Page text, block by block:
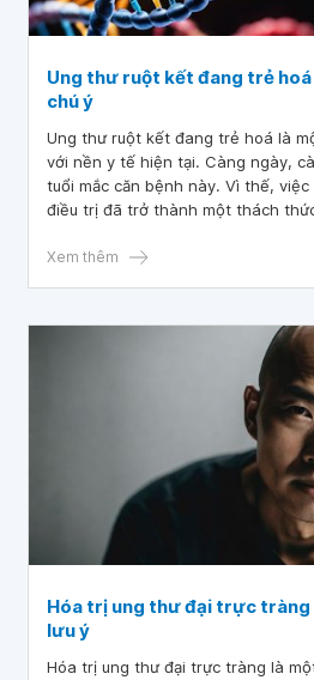
Ung thư ruột kết đang trẻ
chú ý
Ung thư ruột kết đang trẻ hoá là
với nền y tế hiện tại. Càng ngày,
tuổi mắc căn bệnh này. Vì thế,
điều trị đã trở thành một thách
Cùng tìm hiểu trong bài viết này nhé!
Xem thêm
Hóa trị ung thư đại trực tràng
lưu ý
Hóa trị ung thư đại trực tràng là